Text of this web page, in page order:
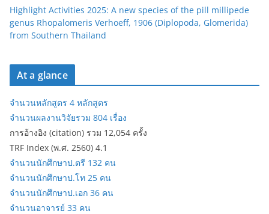
Highlight Activities 2025: A new species of the pill millipede
genus Rhopalomeris Verhoeff, 1906 (Diplopoda, Glomerida)
from Southern Thailand
At a glance
จำนวนหลักสูตร 4 หลักสูตร
จำนวนผลงานวิจัยรวม 804 เรื่อง
การอ้างอิง (citation) รวม 12,054 ครั้ง
TRF Index (พ.ศ. 2560) 4.1
จำนวนนักศึกษาป.ตรี 132 คน
จำนวนนักศึกษาป.โท 25 คน
จำนวนนักศึกษาป.เอก 36 คน
จำนวนอาจารย์ 33 คน